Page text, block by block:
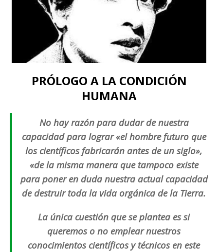
PRÓLOGO A LA CONDICIÓN
HUMANA
No hay razón para dudar de nuestra
capacidad para lograr «el hombre futuro que
los científicos fabricarán antes de un siglo»,
«de la misma manera que tampoco existe
para poner en duda nuestra actual capacidad
de destruir toda la vida orgánica de la Tierra.
La única cuestión que se plantea es si
queremos o no emplear nuestros
conocimientos científicos y técnicos en este